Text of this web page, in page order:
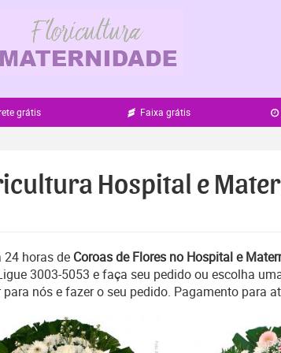
grátis Faixa grátis
Hospital e
24 horas de Coroas de Flores no Hospital e
3003-5053 e faça seu pedido ou escolha
nós e fazer o seu pedido. Pagamento para